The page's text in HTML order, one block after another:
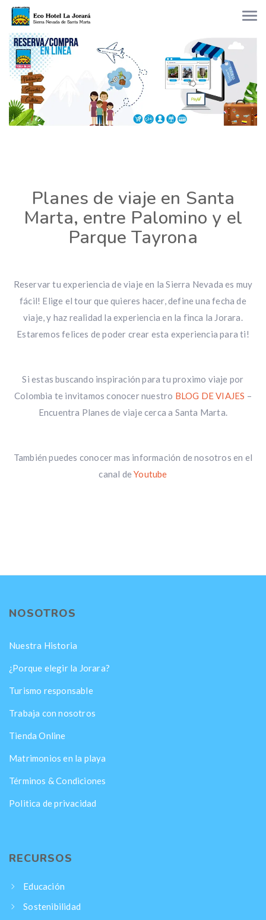
Planes de viaje en Santa
Marta, entre Palomino y el
Parque Tayrona
Reservar tu experiencia de viaje en la Sierra Nevada es muy
fácil! Elige el tour que quieres hacer, define una fecha de
viaje, y haz realidad la experiencia en la finca la Jorara.
Estaremos felices de poder crear esta experiencia para ti!
Si estas buscando inspiración para tu proximo viaje por
Colombia te invitamos conocer nuestro BLOG DE VIAJES –
Encuentra Planes de viaje cerca a Santa Marta.
También puedes conocer mas información de nosotros en el
canal deYoutube
NOSOTROS
Nuestra Historia
¿Porque elegir la Jorara?
Turismo responsable
Trabaja con nosotros
Tienda Online
Matrimonios en la playa
Términos & Condiciones
Politica de privacidad
RECURSOS
Educación
Sostenibilidad